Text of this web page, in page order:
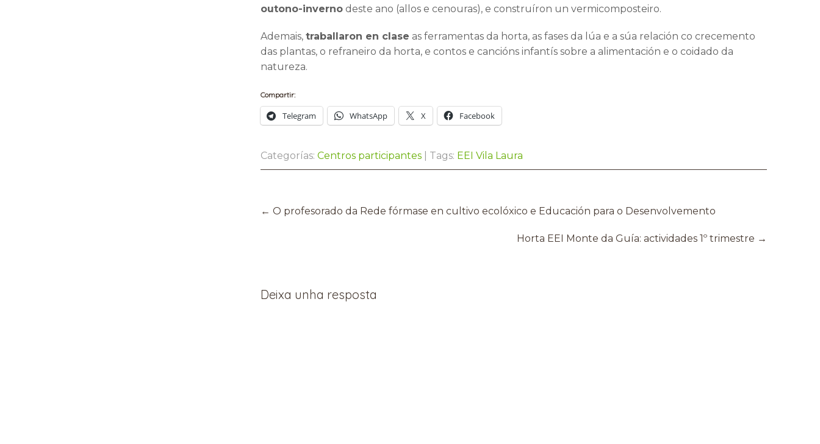
outono-inverno deste ano (allos e cenouras), e construíron un vermicomposteiro.
Ademais, traballaron en clase as ferramentas da horta, as fases da lúa e a súa relación co crecemento
das plantas, o refraneiro da horta, e contos e cancións infantís sobre a alimentación e o coidado da
natureza.
Compartir:
Telegram WhatsApp X Facebook
Categorías: Centros participantes | Tags: EEI Vila Laura
navigation
← O profesorado da Rede fórmase en cultivo ecolóxico e Educación para o Desenvolvemento
Horta EEI Monte da Guía: actividades 1º trimestre →
Deixa unha resposta